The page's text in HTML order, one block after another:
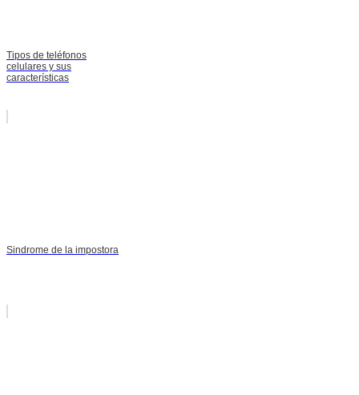
Tipos de teléfonos
celulares y sus
características
Sindrome de la impostora